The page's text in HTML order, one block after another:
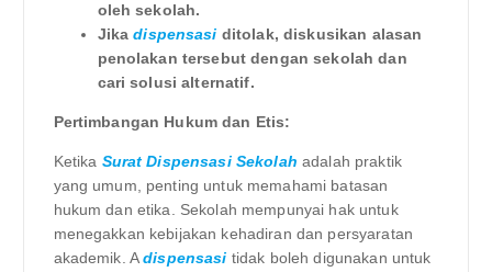
oleh sekolah.
Jikadispensasi ditolak, diskusikan alasan
penolakan tersebut dengan sekolah dan
cari solusi alternatif.
Pertimbangan Hukum dan Etis:
Ketika Surat Dispensasi Sekolah adalah praktik
yang umum, penting untuk memahami batasan
hukum dan etika. Sekolah mempunyai hak untuk
menegakkan kebijakan kehadiran dan persyaratan
akademik. Adispensasi tidak boleh digunakan untuk